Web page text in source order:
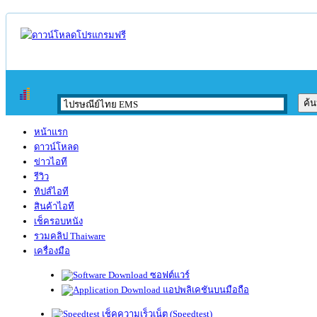
หน้าแรก
ดาวน์โหลด
ข่าวไอที
รีวิว
ทิปส์ไอที
สินค้าไอที
เช็ครอบหนัง
รวมคลิป Thaiware
เครื่องมือ
ซอฟต์แวร์
แอปพลิเคชันบนมือถือ
เช็คความเร็วเน็ต (Speedtest)